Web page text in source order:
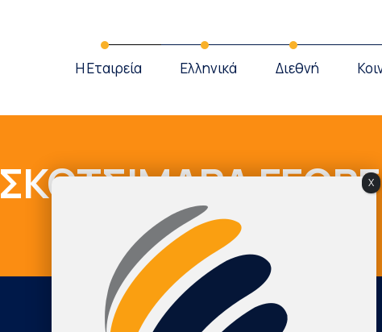
Η Εταιρεία Ελληνικά Διεθνή
ΣΚΟΤΣΙΜΑΡΑ
Cardio Map Greece ΣΚΟΤΣΙΜΑΡΑ ΓΕΩΡΓΙΑ
X